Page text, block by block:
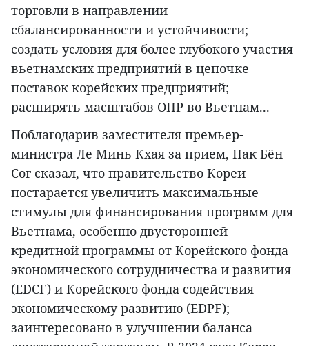
торговли в направлении
сбалансированности и устойчивости;
создать условия для более глубокого участия
вьетнамских предприятий в цепочке
поставок корейских предприятий;
расширять масштабов ОПР во Вьетнам...
Поблагодарив заместителя премьер-
министра Ле Минь Кхая за прием, Пак Бён
Сог сказал, что правительство Кореи
постарается увеличить максимальные
стимулы для финансирования программ для
Вьетнама, особенно двусторонней
кредитной программы от Корейского фонда
экономического сотрудничества и развития
(EDCF) и Корейского фонда содействия
экономическому развитию (EDPF);
заинтересовано в улучшении баланса